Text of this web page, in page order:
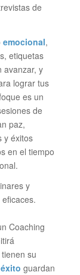
de
emocional,
etiquetas
y
lograr tus
es un
de
paz,
y éxitos
en el tiempo
y
Coaching
su
guardan